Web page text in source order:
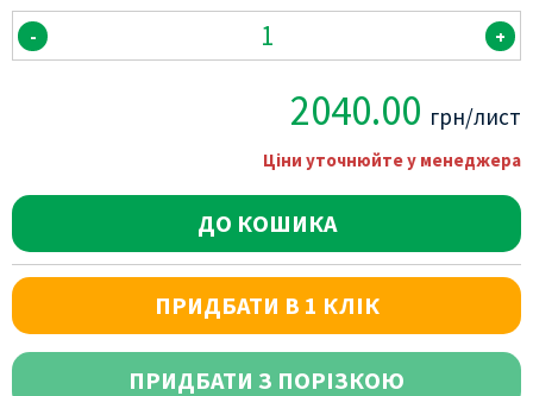
- +
2040.00 грн/лист
Ціни уточнюйте у менеджера
ДО КОШИКА
ПРИДБАТИ В 1 КЛІК
ПРИДБАТИ З ПОРІЗКОЮ